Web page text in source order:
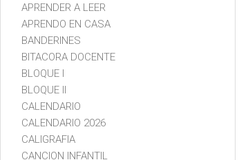
APRENDER A LEER
APRENDO EN CASA
BANDERINES
BITACORA DOCENTE
BLOQUE I
BLOQUE II
CALENDARIO
CALENDARIO 2026
CALIGRAFIA
CANCION INFANTIL